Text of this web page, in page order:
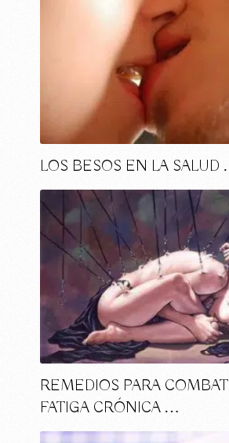
LOS BESOS EN LA SALUD
REMEDIOS PARA
FATIGA CRÓNICA …